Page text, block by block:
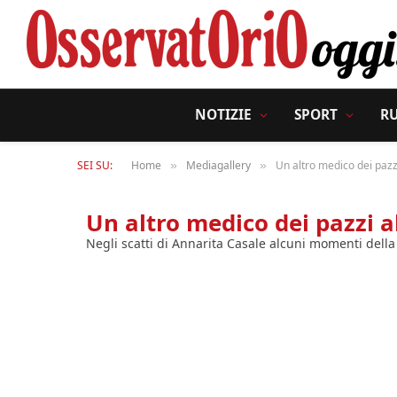
NOTIZIE SPORT
SEI SU: Home » Mediagallery » Un altro medico dei
Un altro medico dei pazzi
Negli scatti di Annarita Casale alcuni momenti